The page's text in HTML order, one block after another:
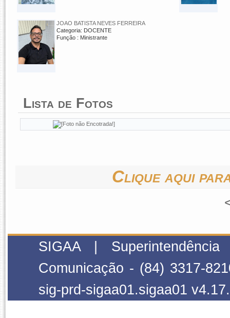
JOAO BATISTA NEVES FERREIRA
Categoria: DOCENTE
Função : Ministrante
Lista de Fotos
Clique aqui
SIGAA |
Comunicação - (84) 3317-
sig-prd-sigaa01.sigaa01